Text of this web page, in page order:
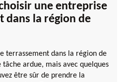
une entreprise
dans la région de
terrassement dans la région de
ardue, mais avec quelques
être sûr de prendre la